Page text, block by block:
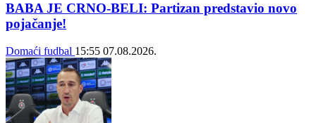
BABA JE CRNO-BELI: Partizan predstavio novo
pojačanje!
Domaći fudbal 15:55 07.08.2026.